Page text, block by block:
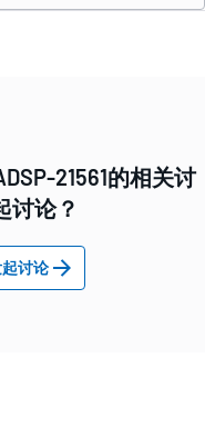
21561的相关讨
讨论？
讨论